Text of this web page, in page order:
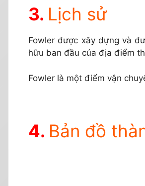
Lịch sử
Fowler được xây dựng và
hữu ban đầu của địa điểm
Fowler là một điểm vận
Bản đồ